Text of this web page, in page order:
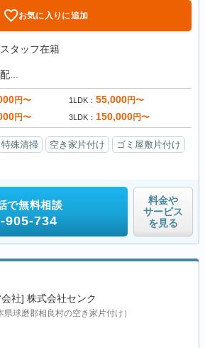
お気に入りに追加
タッフ在籍
...
円〜 1LDK 55,000円〜
円〜 3LDK 150,000円〜
特殊清掃 空き家片付け
ゴミ屋敷片付け
で無料相談
905-734
料金や
サービス
を見る
社] 株式会社センク
県球磨郡相良村の空き家片付け）